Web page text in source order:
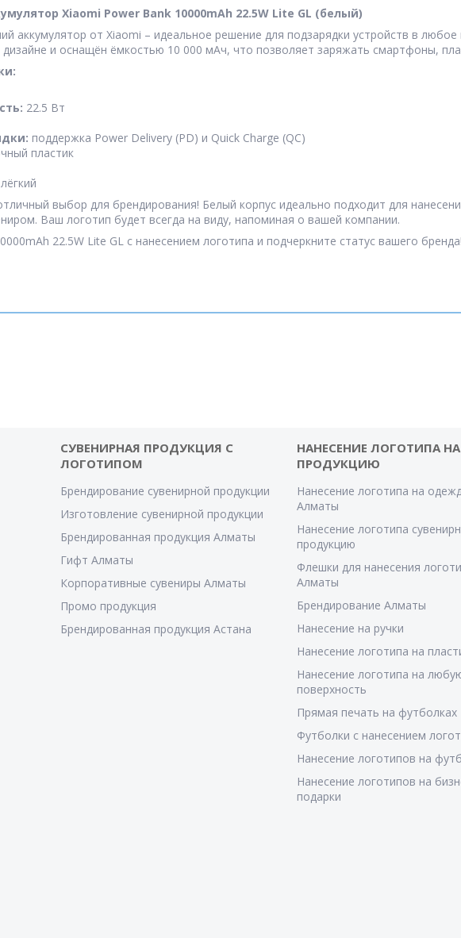
Xiaomi Power Bank 10000mAh 22.5W Lite GL (белый)
аккумулятор от Xiaomi – идеальное решение для подзарядки устройств в
и оснащён ёмкостью 10 000 мАч, что позволяет заряжать смартфоны,
22.5 Вт
поддержка Power Delivery (PD) и Quick Charge (QC)
пластик
выбор для брендирования! Белый корпус идеально подходит для
Ваш логотип будет всегда на виду, напоминая о вашей компании.
22.5W Lite GL с нанесением логотипа и подчеркните статус вашего бренда!
СУВЕНИРНАЯ ПРОДУКЦИЯ С
ЛОГОТИПОМ
Брендирование сувенирной продукции
Изготовление сувенирной продукции
Брендированная продукция Алматы
Гифт Алматы
Корпоративные сувениры Алматы
Промо продукция
Брендированная продукция Астана
НАНЕСЕНИЕ ЛОГОТИПА НА
ПРОДУКЦИЮ
Нанесение логотипа на
Алматы
Нанесение логотипа
продукцию
Флешки для нанесения
Алматы
Брендирование Алматы
Нанесение на ручки
Нанесение логотипа на
Нанесение логотипа на
поверхность
Прямая печать на футболках
Футболки с нанесением
Нанесение логотипов на
Нанесение логотипов на
подарки